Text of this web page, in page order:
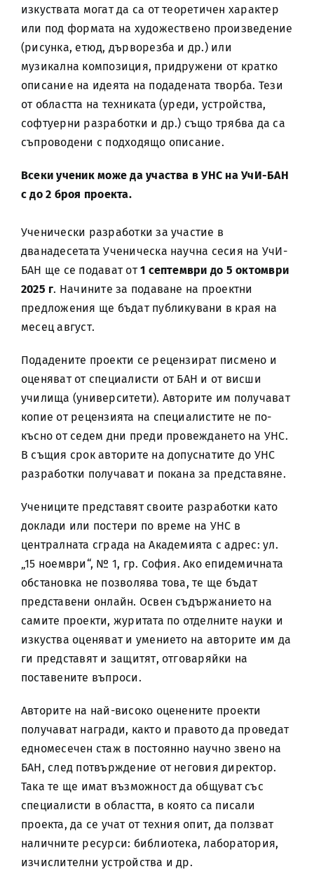
изкуствата могат да са от теоретичен характер
или под формата на художествено произведение
(рисунка, етюд, дърворезба и др.) или
музикална композиция, придружени от кратко
описание на идеята на подадената творба. Тези
от областта на техниката (уреди, устройства,
софтуерни разработки и др.) също трябва да са
съпроводени с подходящо описание.
Всеки ученик може да участва в УНС на УчИ-БАН
с до 2 броя проекта.
Ученически разработки за участие в
дванадесетата Ученическа научна сесия на УчИ-
БАН ще се подават от1 септември до 5 октомври
2025 г. Начините за подаване на проектни
предложения ще бъдат публикувани в края на
месец август.
Подадените проекти се рецензират писмено и
оценяват от специалисти от БАН и от висши
училища (университети). Авторите им получават
копие от рецензията на специалистите не по-
късно от седем дни преди провеждането на УНС.
В същия срок авторите на допуснатите до УНС
разработки получават и покана за представяне.
Учениците представят своите разработки като
доклади или постери по време на УНС в
централната сграда на Академията с адрес: ул.
„15 ноември“, № 1, гр. София. Ако епидемичната
обстановка не позволява това, те ще бъдат
представени онлайн. Освен съдържанието на
самите проекти, журитата по отделните науки и
изкуства оценяват и умението на авторите им да
ги представят и защитят, отговаряйки на
поставените въпроси.
Авторите на най-високо оценените проекти
получават награди, както и правото да проведат
едномесечен стаж в постоянно научно звено на
БАН, след потвърждение от неговия директор.
Така те ще имат възможност да общуват със
специалисти в областта, в която са писали
проекта, да се учат от техния опит, да ползват
наличните ресурси: библиотека, лаборатория,
изчислителни устройства и др.